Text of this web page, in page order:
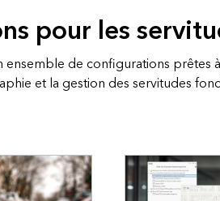
pour les
ensemble de configurations prêtes
et la gestion des servitudes